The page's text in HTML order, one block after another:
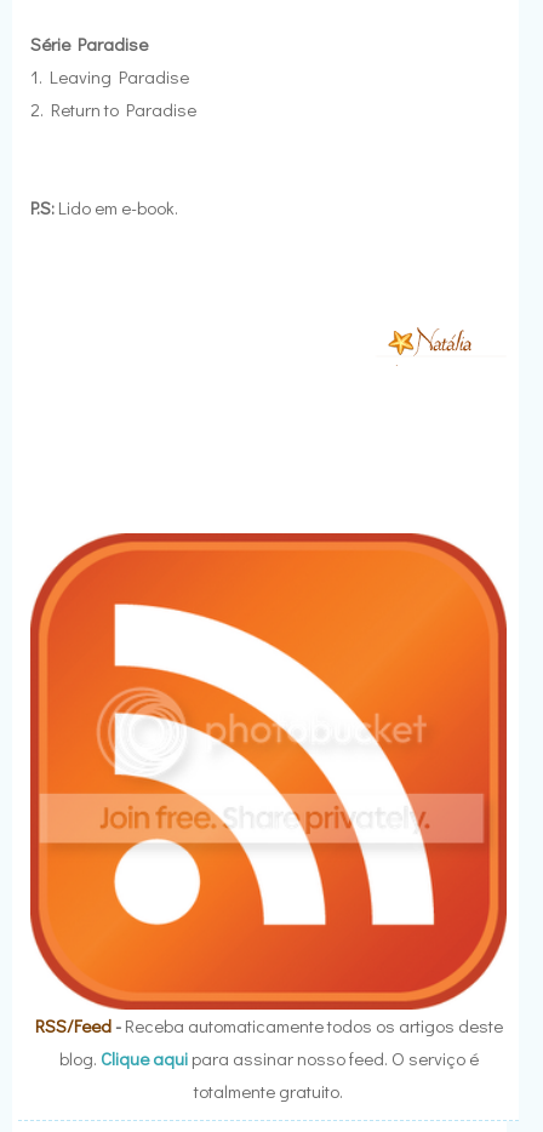
Série Paradise
1. Leaving Paradise
2. Return to Paradise
P.S: Lido em e-book.
RSS/Feed- Receba automaticamente todos os artigos deste
blog. Clique aquipara assinar nosso feed. O serviço é
totalmente gratuito.